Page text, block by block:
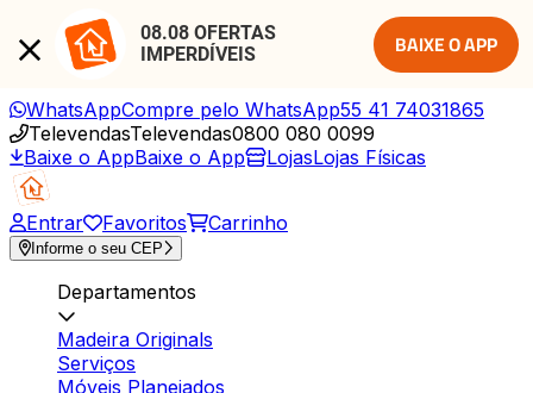
08.08 OFERTAS
IMPERDÍVEIS
BAIXE O APP
WhatsAppCompre pelo WhatsApp55 41 74031865
TelevendasTelevendas0800 080 0099
Baixe o AppBaixe o App LojasLojas Físicas
Entrar Favoritos Carrinho
Informe o seu CEP
Departamentos
Madeira Originals
Serviços
Móveis Planejados